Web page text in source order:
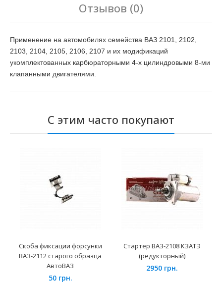
Отзывов (0)
Применение на автомобилях семейства ВАЗ 2101, 2102,
2103, 2104, 2105, 2106, 2107 и их модификаций
укомплектованных карбюраторными 4-х цилиндровыми 8-ми
клапанными двигателями.
С этим часто покупают
Скоба фиксации форсунки
ВАЗ-2112 старого образца
АвтоВАЗ
50 грн.
Стартер ВАЗ-2108 КЗАТЭ
(редукторный)
2950 грн.